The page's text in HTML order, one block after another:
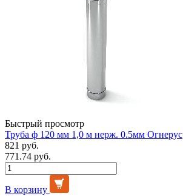
Быстрый просмотр
Труба ф 120 мм 1,0 м нерж. 0.5мм Огнерус
821 руб.
771.74 руб.
В корзину